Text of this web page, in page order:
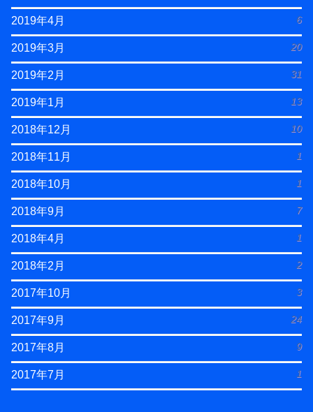
2019年4月 6
2019年3月 20
2019年2月 31
2019年1月 13
2018年12月 10
2018年11月 1
2018年10月 1
2018年9月 7
2018年4月 1
2018年2月 2
2017年10月 3
2017年9月 24
2017年8月 9
2017年7月 1